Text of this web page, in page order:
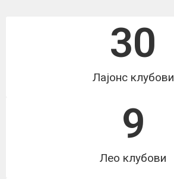
Служиме!
Служиме повеќе од 25 години!
Лајонс клубови
30
Лео клубови
9